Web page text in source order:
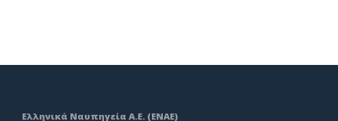
Ελληνικά Ναυπηγεία Α.Ε. (ΕΝΑΕ)